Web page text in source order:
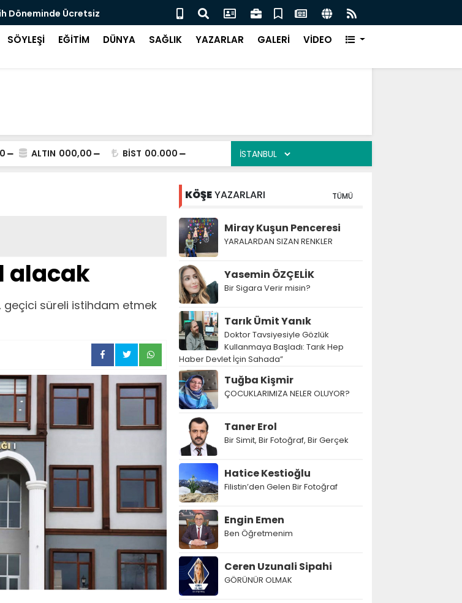
Döneminde Ücretsiz
Midilli'de Türk Müziği Rüzgarı Esecek.
SÖYLEŞİ EĞİTİM DÜNYA SAĞLIK YAZARLAR GALERİ VİDEO
ALTIN 000,00 BİST 00.000
alacak
geçici süreli istihdam etmek
KÖŞEYAZARLARI TÜMÜ
Miray Kuşun Penceresi
YARALARDAN SIZAN RENKLER
Yasemin ÖZÇELİK
Bir Sigara Verir misin?
Tarık Ümit Yanık
Doktor Tavsiyesiyle Gözlük
Kullanmaya Başladı: Tarık Hep
Haber Devlet İçin Sahada”
Tuğba Kişmir
ÇOCUKLARIMIZA NELER OLUYOR?
Taner Erol
Bir Simit, Bir Fotoğraf, Bir Gerçek
Hatice Kestioğlu
Filistin’den Gelen Bir Fotoğraf
Engin Emen
Ben Öğretmenim
Ceren Uzunali Sipahi
GÖRÜNÜR OLMAK